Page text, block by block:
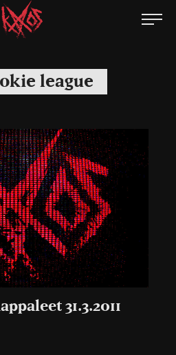
Kaaoszine
league
31.3.2011